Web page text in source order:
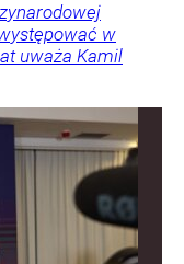
w
uważa Kamil